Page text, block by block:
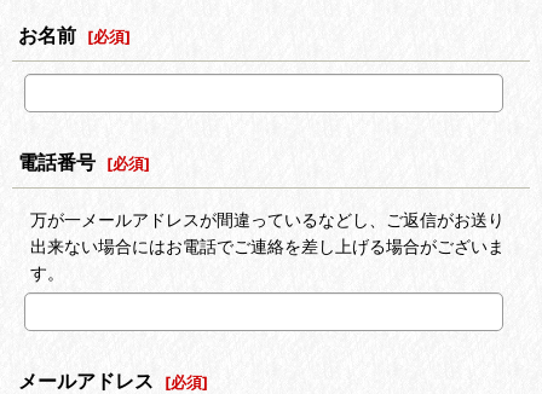
お名前 [必須]
電話番号 [必須]
万が一メールアドレスが間違っているなどし、ご返信がお送り
出来ない場合にはお電話でご連絡を差し上げる場合がございま
す。
メールアドレス [必須]